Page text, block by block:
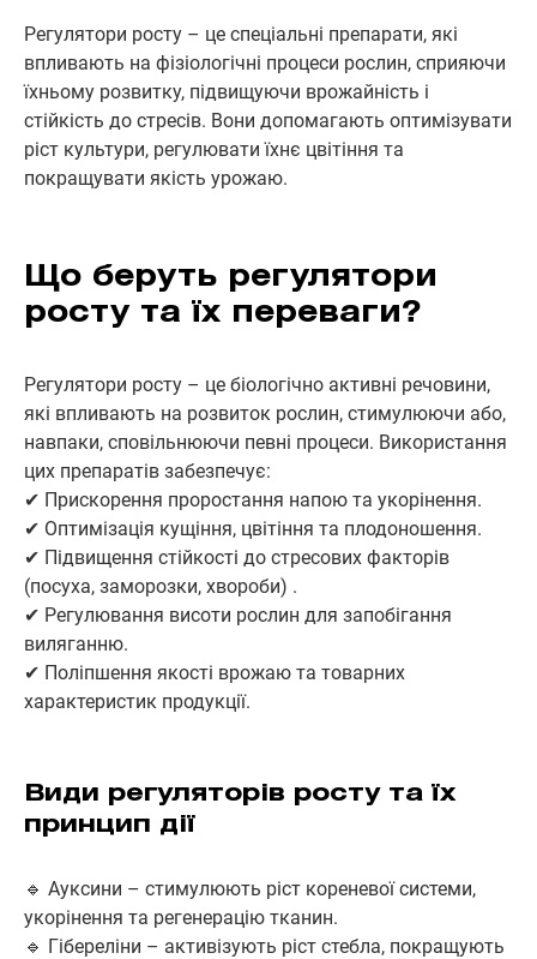
Регулятори росту – це спеціальні препарати, які
впливають на фізіологічні процеси рослин, сприяючи
їхньому розвитку, підвищуючи врожайність і
стійкість до стресів. Вони допомагають оптимізувати
ріст культури, регулювати їхнє цвітіння та
покращувати якість урожаю.
Що беруть регулятори
росту та їх переваги?
Регулятори росту – це біологічно активні речовини,
які впливають на розвиток рослин, стимулюючи або,
навпаки, сповільнюючи певні процеси. Використання
цих препаратів забезпечує:
✔ Прискорення проростання напою та укорінення.
✔ Оптимізація кущіння, цвітіння та плодоношення.
✔ Підвищення стійкості до стресових факторів
(посуха, заморозки, хвороби) .
✔ Регулювання висоти рослин для запобігання
виляганню.
✔ Поліпшення якості врожаю та товарних
характеристик продукції.
Види регуляторів росту та їх
принцип дії
🔹 Ауксини – стимулюють ріст кореневої системи,
укорінення та регенерацію тканин.
🔹 Гібереліни – активізують ріст стебла, покращують